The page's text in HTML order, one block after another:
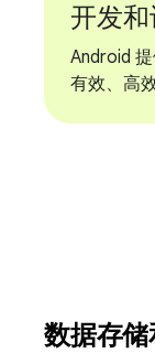
开发
Android
有效、高
数据存